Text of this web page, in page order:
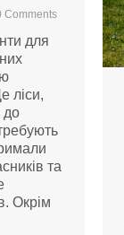
Comments
для
ліси,
до
та
Окрім